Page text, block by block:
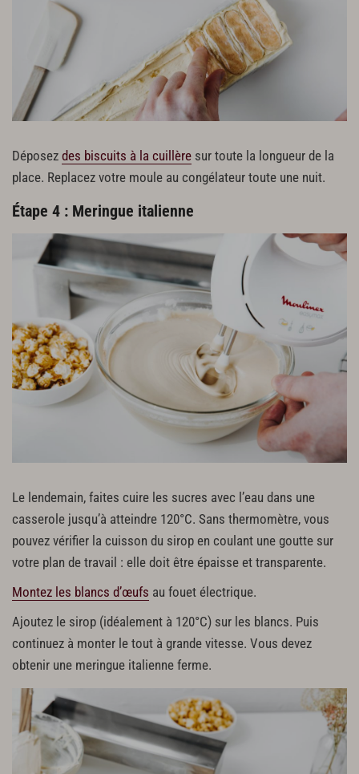
Déposez des biscuits à la cuillère sur toute la longueur de la
place. Replacez votre moule au congélateur toute une nuit.
Étape 4 : Meringue italienne
Le lendemain, faites cuire les sucres avec l’eau dans une
casserole jusqu’à atteindre 120°C. Sans thermomètre, vous
pouvez vérifier la cuisson du sirop en coulant une goutte sur
votre plan de travail : elle doit être épaisse et transparente.
Montez les blancs d’œufs au fouet électrique.
Ajoutez le sirop (idéalement à 120°C) sur les blancs. Puis
continuez à monter le tout à grande vitesse. Vous devez
obtenir une meringue italienne ferme.